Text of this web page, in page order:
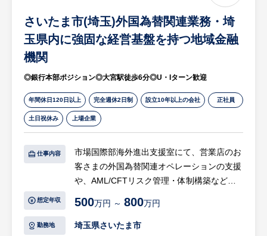
・管理部門全体で協力しながら業務を進める
風土があります。
・顧客ニーズのヒアリング、最適な商品の提
案・見積もり作成
・納品スケジュールの調整、アフターフォロ
※自分の得意なスタイルによって、業務のや
り方や重点的な内容は相談可能です。
※詳細は面談時にお伝えします
【ヒューレックス担当のコメント】
・提案先は学校や自治体、代理店が中心で、
教育や地域貢献に関わるやりがいのある仕事
・既存顧客へのルート営業が中心で、じっく
り関係を築ける環境です。
さいたま市(埼玉)外国為替関連業務・埼
玉県内に強固な経営基盤を持つ地域金融
機関
◎銀行本部ポジション◎大宮駅徒歩6分◎U・Iターン歓迎
年間休日120日以上 完全週休2日制 設立10年以上の会社 正社員
土日祝休み 上場企業
仕事内容
市場国際部海外進出支援室にて、営業店のお
客さまの外国為替関連オペレーションの支援
や、AML/CFTリスク管理・体制構築など、
【具体的には…】
想定年収 500万円 ～ 800万円
勤務地 埼玉県さいたま市